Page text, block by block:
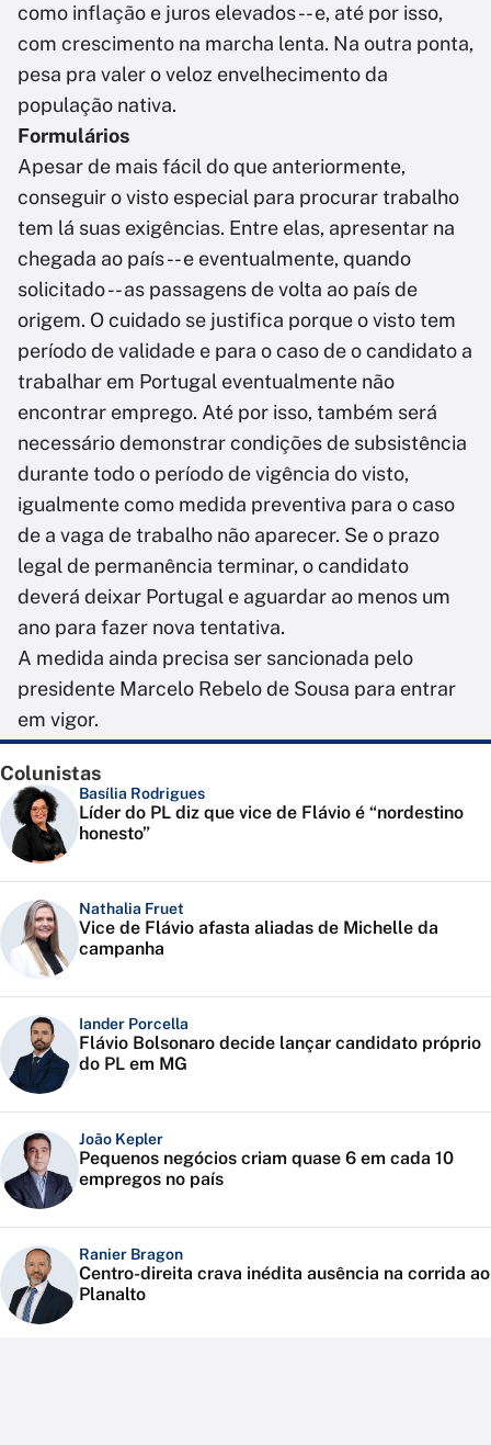
como inflação e juros elevados -- e, até por isso,
com crescimento na marcha lenta. Na outra ponta,
pesa pra valer o veloz envelhecimento da
população nativa.
Formulários
Apesar de mais fácil do que anteriormente,
conseguir o visto especial para procurar trabalho
tem lá suas exigências. Entre elas, apresentar na
chegada ao país -- e eventualmente, quando
solicitado -- as passagens de volta ao país de
origem. O cuidado se justifica porque o visto tem
período de validade e para o caso de o candidato a
trabalhar em Portugal eventualmente não
encontrar emprego. Até por isso, também será
necessário demonstrar condições de subsistência
durante todo o período de vigência do visto,
igualmente como medida preventiva para o caso
de a vaga de trabalho não aparecer. Se o prazo
legal de permanência terminar, o candidato
deverá deixar Portugal e aguardar ao menos um
ano para fazer nova tentativa.
A medida ainda precisa ser sancionada pelo
presidente Marcelo Rebelo de Sousa para entrar
em vigor.
Colunistas
Basília Rodrigues
Líder do PL diz que vice de Flávio é “nordestino
honesto”
Nathalia Fruet
Vice de Flávio afasta aliadas de Michelle da
campanha
Iander Porcella
Flávio Bolsonaro decide lançar candidato próprio
do PL em MG
João Kepler
Pequenos negócios criam quase 6 em cada 10
empregos no país
Ranier Bragon
Centro-direita crava inédita ausência na corrida ao
Planalto